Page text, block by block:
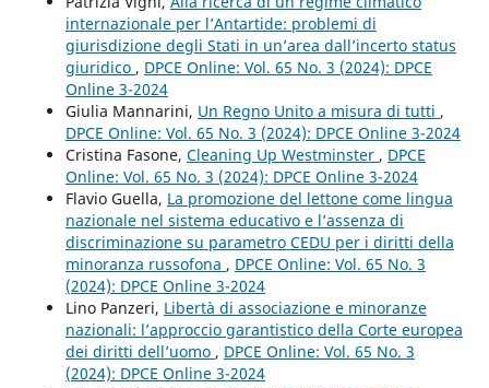
internazionale per l’Antartide: problemi di
giurisdizione degli Stati in un’area dall’incerto status
giuridico , DPCE Online: Vol. 65 No. 3 (2024): DPCE
Online 3-2024
Giulia Mannarini, Un Regno Unito a misura di tutti ,
DPCE Online: Vol. 65 No. 3 (2024): DPCE Online 3-2024
Cristina Fasone, Cleaning Up Westminster , DPCE
Online: Vol. 65 No. 3 (2024): DPCE Online 3-2024
Flavio Guella, La promozione del lettone come lingua
nazionale nel sistema educativo e l’assenza di
discriminazione su parametro CEDU per i diritti della
minoranza russofona , DPCE Online: Vol. 65 No. 3
(2024): DPCE Online 3-2024
Lino Panzeri, Libertà di associazione e minoranze
nazionali: l’approccio garantistico della Corte europea
dei diritti dell’uomo , DPCE Online: Vol. 65 No. 3
(2024): DPCE Online 3-2024